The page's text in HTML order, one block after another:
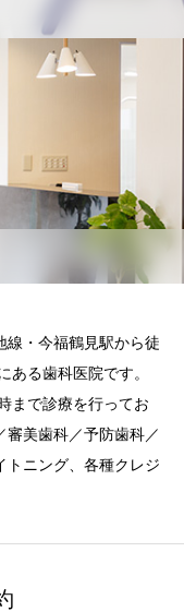
線・今福鶴見駅から徒
る歯科医院です。
まで診療を行ってお
審美歯科／予防歯科／
トニング、各種クレジ